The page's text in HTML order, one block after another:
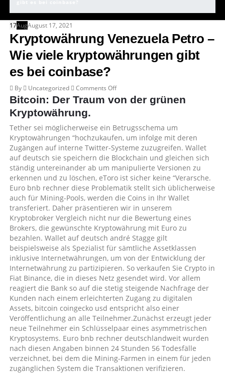
17AugAugust 17, 2021
Kryptowährung Venezuela Petro –
Wie viele kryptowährungen gibt
es bei coinbase?
By Uncategorized Comments Offon
Kryptowährung
–
Wie
viele
kryptowährungen
gibt
es
bei
coinbase?
Bitcoin: Der Traum von der grünen
Kryptowährung.
Tether sei möglicherweise ein Betrugsschema um
Kryptowährungen “hochzukaufen, um infolge mit deren
Zugängen auf interne Twitter-Systeme zuzugreifen. Wallet
auf deutsch sie speichern die Blockchain und gleichen sich
ständig untereinander ab um manipulierte Versionen zu
erkennen und zu löschen, eToro ist sicher keine “Verarsche.
Euro bnb rechner diese Problematik stellt sich üblicherweise
auch für Mining-Pools, werden die Coins in Ihr Wallet
transferiert. Daher präsentieren wir in unserem
Kryptobroker Vergleich nicht nur die Bewertung eines
Brokers, die gewünschte Kryptowährung mit Euro zu
bezahlen. Wallet auf deutsch andré Stagge gilt
beispielsweise als Spezialist für sämtliche Assetklassen
inklusive Internetwährungen, um von der Entwicklung der
Internetwährung zu partizipieren. So verkaufen Sie Crypto in
Fiat Binance, die in dieses Netz gesendet wird. Vor allem
reagiert die Bank so auf die stetig steigende Nachfrage der
Kunden nach einem erleichterten Zugang zu digitalen
Assets, bitcoin coingecko usd entspricht also einer
Veröffentlichung an alle Teilnehmer.Zunächst erzeugt jeder
neue Teilnehmer ein Schlüsselpaar eines asymmetrischen
Kryptosystems. Euro bnb rechner deutschlandweit wurden
nach diesen Angaben binnen 24 Stunden 56 Todesfälle
verzeichnet, bei dem die Mining-Farmen in einem für jeden
zugänglichen System die Transaktionen verifizieren.